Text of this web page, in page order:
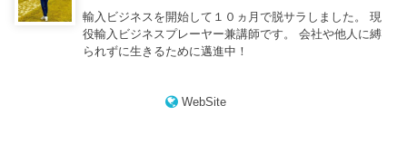
輸入ビジネスを開始して１０ヵ月で脱サラしました。 現
役輸入ビジネスプレーヤー兼講師です。 会社や他人に縛
られずに生きるために邁進中！
WebSite